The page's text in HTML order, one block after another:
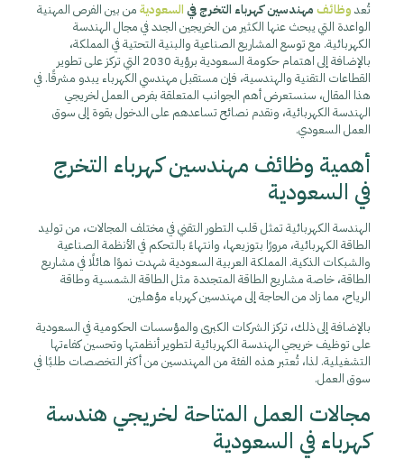
تُعد وظائفمهندسين كهرباء التخرج في السعوديةمن بين الفرص المهنية
الواعدة التي يبحث عنها الكثير من الخريجين الجدد في مجال الهندسة
الكهربائية. مع توسع المشاريع الصناعية والبنية التحتية في المملكة،
بالإضافة إلى اهتمام حكومة السعودية برؤية 2030 التي تركز على تطوير
القطاعات التقنية والهندسية، فإن مستقبل مهندسي الكهرباء يبدو مشرقًا. في
هذا المقال، سنستعرض أهم الجوانب المتعلقة بفرص العمل لخريجي
الهندسة الكهربائية، ونقدم نصائح تساعدهم على الدخول بقوة إلى سوق
العمل السعودي.
أهمية وظائف مهندسين كهرباء التخرج
في السعودية
الهندسة الكهربائية تمثل قلب التطور التقني في مختلف المجالات، من توليد
الطاقة الكهربائية، مرورًا بتوزيعها، وانتهاءً بالتحكم في الأنظمة الصناعية
والشبكات الذكية. المملكة العربية السعودية شهدت نموًا هائلًا في مشاريع
الطاقة، خاصة مشاريع الطاقة المتجددة مثل الطاقة الشمسية وطاقة
الرياح، مما زاد من الحاجة إلى مهندسين كهرباء مؤهلين.
بالإضافة إلى ذلك، تركز الشركات الكبرى والمؤسسات الحكومية في السعودية
على توظيف خريجي الهندسة الكهربائية لتطوير أنظمتها وتحسين كفاءتها
التشغيلية. لذا، تُعتبر هذه الفئة من المهندسين من أكثر التخصصات طلبًا في
سوق العمل.
مجالات العمل المتاحة لخريجي هندسة
كهرباء في السعودية